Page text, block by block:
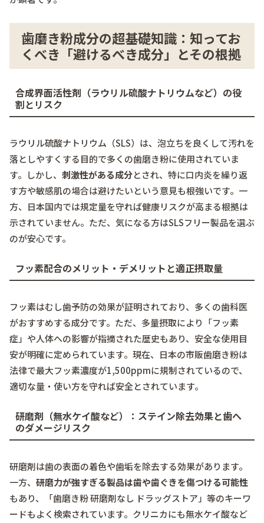
歯磨き粉成分の超基礎知識：知ってお
くべき「避けるべき成分」とその根拠
合成界面活性剤（ラウリル硫酸ナトリウムなど）の役
割とリスク
ラウリル硫酸ナトリウム（SLS）は、泡立ちを良くして汚れを
落としやすくする目的で多くの歯磨き粉に使用されていま
す。しかし、 刺激性がある成分とされ、特に口内炎を繰り返
す方や敏感肌の場合は避けたいという意見も根強いです。一
方、日本国内では規定量を守れば健康リスクが高まる根拠は
示されていません。ただ、気になる方はSLSフリー製品を選ぶ
のが安心です。
フッ素配合のメリット・デメリットと適正摂取量
フッ素はむし歯予防の効果が証明されており、多くの歯科医
がおすすめする成分です。ただ、多量摂取により「フッ素
症」や人体への影響が指摘された歴史もあり、安全な使用目
安が明確に定められています。現在、日本の市販歯磨き粉は
法律で最大フッ素濃度が1,500ppmに規制されているので、
適切な量・使い方を守れば安全とされています。
研磨剤（無水ケイ酸など）：ステイン除去効果と歯へ
のダメージリスク
研磨剤は歯の表面の着色や歯垢を除去する効果があります。
一方、 研磨力が強すぎる製品は歯や歯ぐきを傷つける可能性
もあり、「歯磨き粉 研磨剤なし ドラッグストア」等のキーワ
ードもよく検索されています。クリニカにも無水ケイ酸など